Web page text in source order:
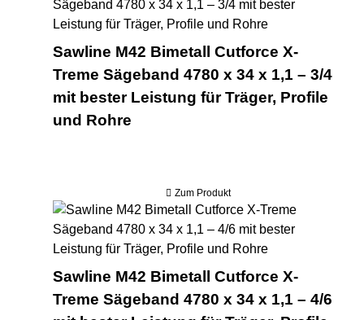
Sawline M42 Bimetall Cutforce X-
Treme Sägeband 4780 x 34 x 1,1 – 3/4
mit bester Leistung für Träger, Profile
und Rohre
Zum Produkt
Sawline M42 Bimetall Cutforce X-
Treme Sägeband 4780 x 34 x 1,1 – 4/6